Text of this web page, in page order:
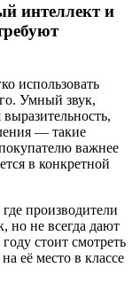
интеллект и
использовать
Умный звук,
— такие
важнее
в конкретной
производители
но не всегда дают
стоит смотреть
её место в классе